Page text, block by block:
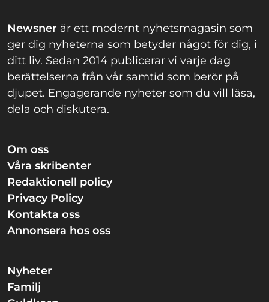
Newsner är ett modernt nyhetsmagasin som
ger dig nyheterna som betyder något för dig, i
ditt liv. Sedan 2014 publicerar vi varje dag
berättelserna från vår samtid som berör på
djupet. Engagerande nyheter som du vill läsa,
dela och diskutera.
Om oss
Våra skribenter
Redaktionell policy
Privacy Policy
Kontakta oss
Annonsera hos oss
Nyheter
Familj